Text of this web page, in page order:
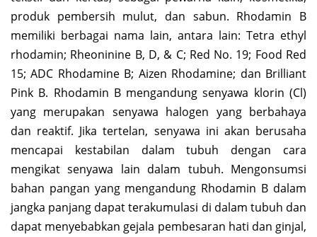
produk pembersih mulut, dan sabun. Rhodamin B
memiliki berbagai nama lain, antara lain: Tetra ethyl
rhodamin; Rheoninine B, D, & C; Red No. 19; Food Red
15; ADC Rhodamine B; Aizen Rhodamine; dan Brilliant
Pink B. Rhodamin B mengandung senyawa klorin (Cl)
yang merupakan senyawa halogen yang berbahaya
dan reaktif. Jika tertelan, senyawa ini akan berusaha
mencapai kestabilan dalam tubuh dengan cara
mengikat senyawa lain dalam tubuh. Mengonsumsi
bahan pangan yang mengandung Rhodamin B dalam
jangka panjang dapat terakumulasi di dalam tubuh dan
dapat menyebabkan gejala pembesaran hati dan ginjal,